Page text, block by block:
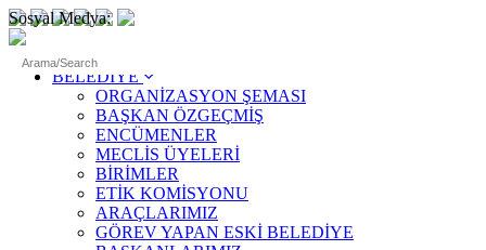
Sosyal Medya:
ANASAYFA
BELEDİYE
ORGANİZASYON ŞEMASI
BAŞKAN ÖZGEÇMİŞ
ENCÜMENLER
MECLİS ÜYELERİ
BİRİMLER
ETİK KOMİSYONU
ARAÇLARIMIZ
GÖREV YAPAN ESKİ BELEDİYE